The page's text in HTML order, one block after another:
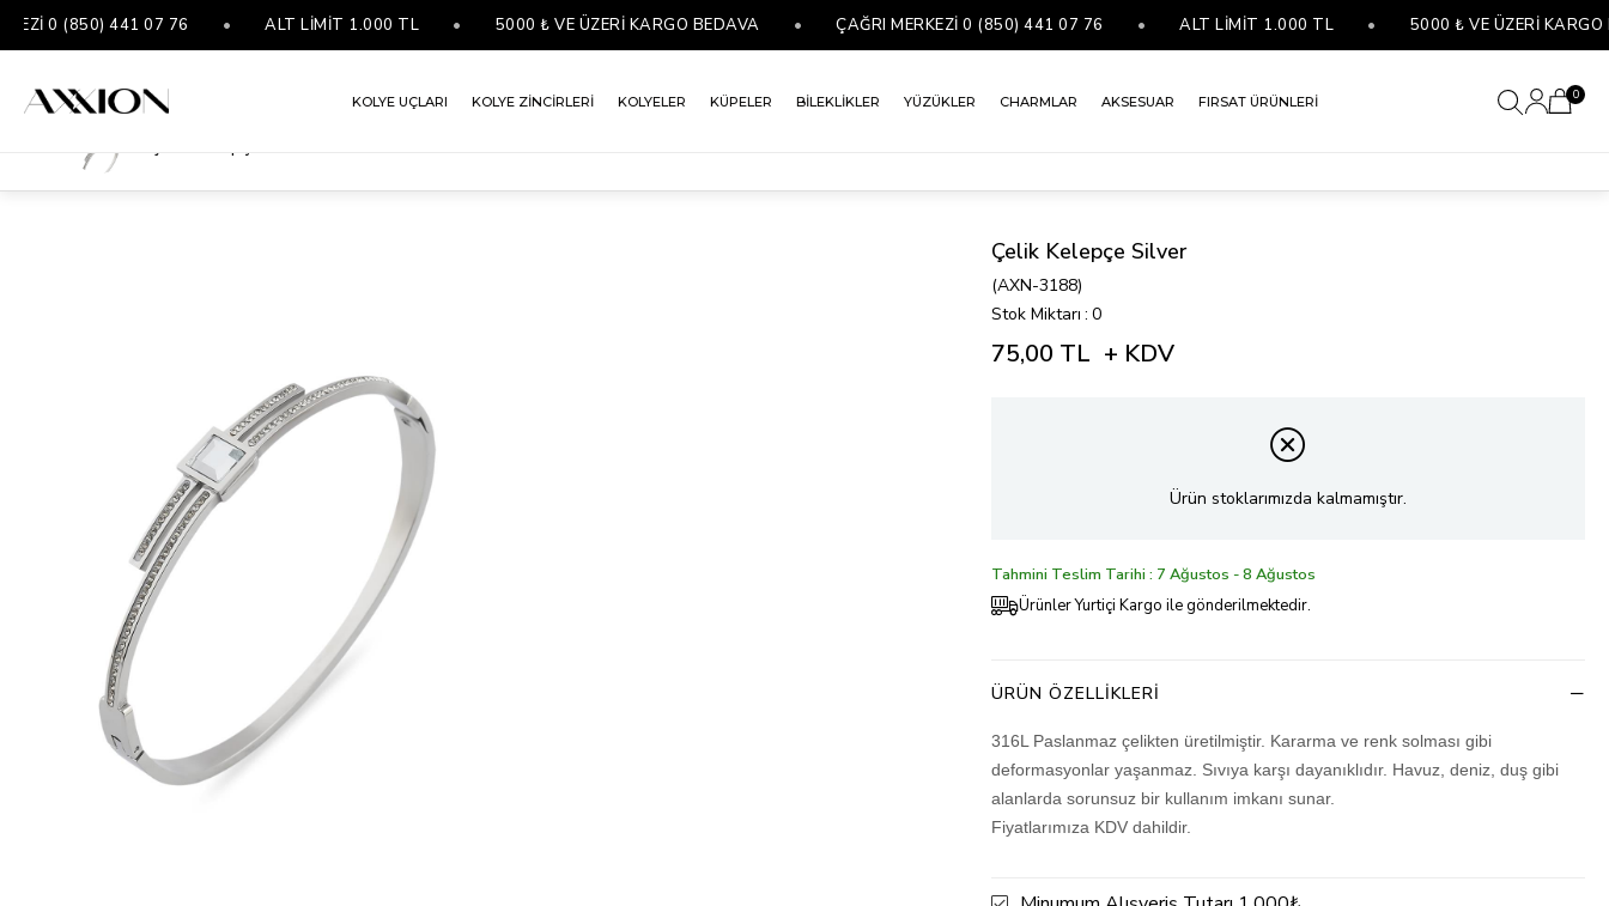
0 (850) 441 07 76 • ALT LİMİT 1.000 TL • 5000 ₺ VE ÜZERİ KARGO BEDAVA • ÇAĞRI MERKEZİ 0 (850) 441 07 76 • ALT LİMİT 1.000 TL • 5000 ₺ VE ÜZERİ KARGO
KOLYE UÇLARI KOLYE ZİNCİRLERİ KOLYELER KÜPELER BİLEKLİKLER YÜZÜKLER CHARMLAR AKSESUAR FIRSAT ÜRÜNLERİ 0
Çelik Kelepçe Silver
(AXN-3188)
Stok Miktarı : 0
75,00 TL + KDV
Ürün stoklarımızda kalmamıştır.
Tahmini Teslim Tarihi : 7 Ağustos - 8 Ağustos
Ürünler Yurtiçi Kargo ile gönderilmektedir.
ÜRÜN ÖZELLIKLERI
316L Paslanmaz çelikten üretilmiştir. Kararma ve renk solması gibi
deformasyonlar yaşanmaz. Sıvıya karşı dayanıklıdır. Havuz, deniz, duş gibi
alanlarda sorunsuz bir kullanım imkanı sunar.
Fiyatlarımıza KDV dahildir.